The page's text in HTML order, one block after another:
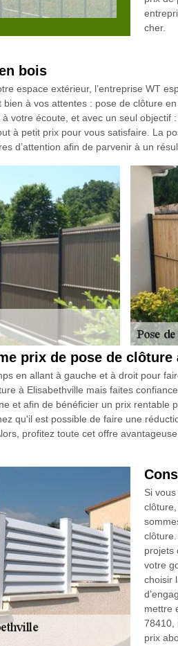
cher.
bois
espace extérieur, l’entreprise WT
à vos attentes : pose de clôture
votre écoute, et avec un seul objectif
à petit prix pour vous satisfaire. La
d’attention afin de parvenir à un
prix de pose de
en allant à gauche et à droit pour
à Elisabethville mais faites
et afin de bénéficier un prix rentable
qu'il est possible de faire une
profitez toute cet offre
Si
projets
votre
choisir
mettre
78410,
prix